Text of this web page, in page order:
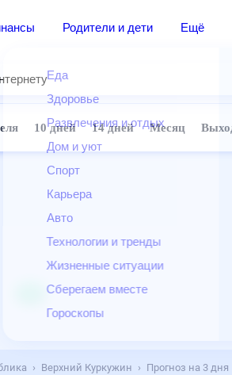
Родители и дети Ещё
Еда
Здоровье
Развлечения и отдых
Дом и уют
Спорт
Карьера
Авто
Технологии и тренды
Жизненные ситуации
Сберегаем вместе
Гороскопы
10 дней 14 дней Месяц
Верхний Куркужин Прогноз на 3 дня